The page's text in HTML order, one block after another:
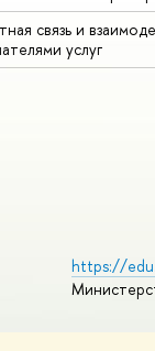
связь и
услуг
https://